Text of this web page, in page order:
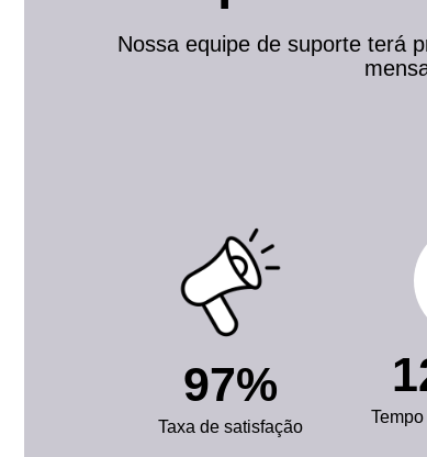
Nossa equipe de suporte terá
97%
Taxa de satisfação